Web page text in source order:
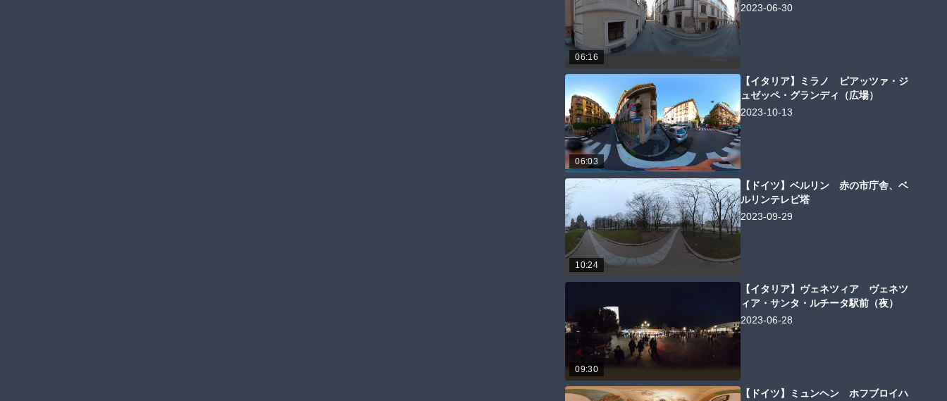
06:16
2023-06-30
06:03
【イタリア】ミラノ ピアッツァ・ジ
ュゼッペ・グランディ（広場）
2023-10-13
10:24
【ドイツ】ベルリン 赤の市庁舎、ベ
ルリンテレビ塔
2023-09-29
09:30
【イタリア】ヴェネツィア ヴェネツ
ィア・サンタ・ルチータ駅前（夜）
2023-06-28
【ドイツ】ミュンヘン ホフブロイハ